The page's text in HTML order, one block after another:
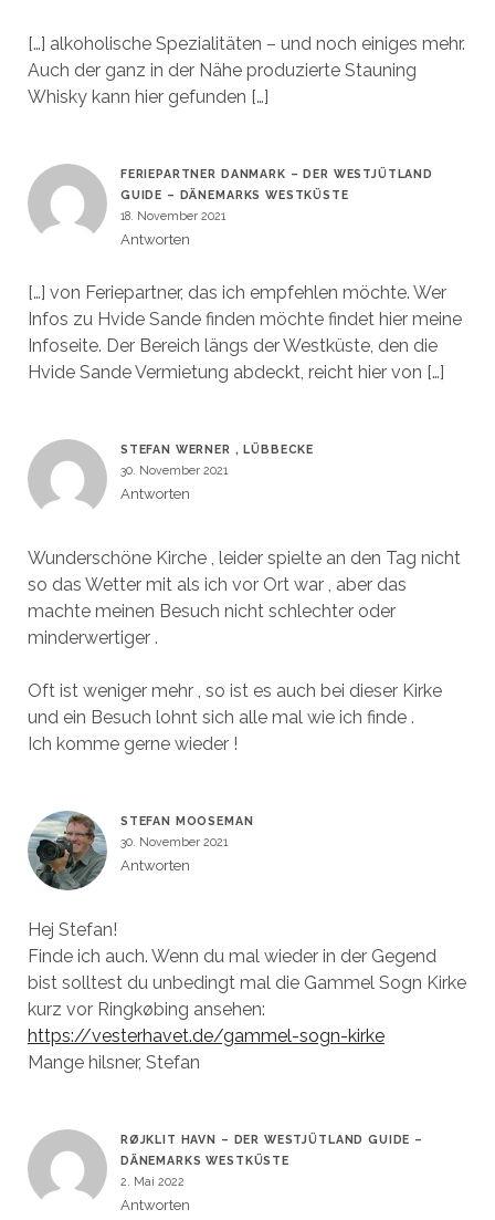
[…] alkoholische Spezialitäten – und noch einiges mehr.
Auch der ganz in der Nähe produzierte Stauning
Whisky kann hier gefunden […]
FERIEPARTNER DANMARK – DER WESTJÜTLAND
GUIDE – DÄNEMARKS WESTKÜSTE
18. November 2021
Antworten
[…] von Feriepartner, das ich empfehlen möchte. Wer
Infos zu Hvide Sande finden möchte findet hier meine
Infoseite. Der Bereich längs der Westküste, den die
Hvide Sande Vermietung abdeckt, reicht hier von […]
STEFAN WERNER , LÜBBECKE
30. November 2021
Antworten
Wunderschöne Kirche , leider spielte an den Tag nicht
so das Wetter mit als ich vor Ort war , aber das
machte meinen Besuch nicht schlechter oder
minderwertiger .
Oft ist weniger mehr , so ist es auch bei dieser Kirke
und ein Besuch lohnt sich alle mal wie ich finde .
Ich komme gerne wieder !
STEFAN MOOSEMAN
30. November 2021
Antworten
Hej Stefan!
Finde ich auch. Wenn du mal wieder in der Gegend
bist solltest du unbedingt mal die Gammel Sogn Kirke
kurz vor Ringkøbing ansehen:
https://vesterhavet.de/gammel-sogn-kirke
Mange hilsner, Stefan
RØJKLIT HAVN – DER WESTJÜTLAND GUIDE –
DÄNEMARKS WESTKÜSTE
2. Mai 2022
Antworten